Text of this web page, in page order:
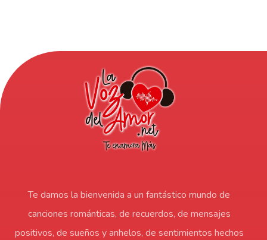
Te damos la bienvenida a un fantástico mundo de
canciones románticas, de recuerdos, de mensajes
positivos, de sueños y anhelos, de sentimientos hechos